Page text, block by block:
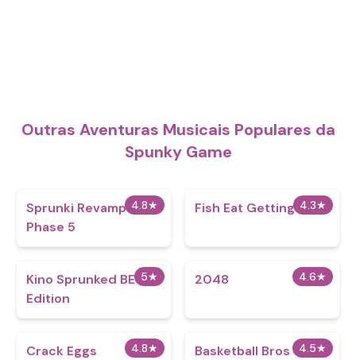
Outras Aventuras Musicais Populares da
Spunky Game
4.8★
Sprunki Revamped 3:
Phase 5
4.3★
Fish Eat Getting Big
5★
Kino Sprunked BE
Edition
4.6★
2048
4.8★
Crack Eggs 4.5★
Basketball Bros